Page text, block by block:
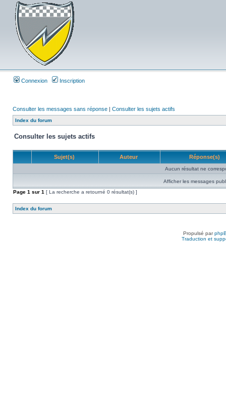
Connexion Inscription
Consulter les messages sans réponse | Consulter les sujets actifs
Index du forum
Consulter les sujets actifs
Sujet(s) Auteur Réponse(s)
Aucun résultat ne
Afficher les messages
Page 1 sur 1 [ La recherche a retourné 0 résultat(s) ]
Index du forum
Propulsé par
Traduction et